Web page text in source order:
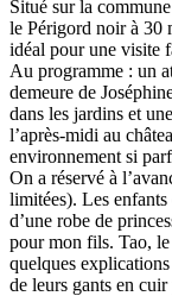
Situé sur la
le Périgord noir à 30
idéal pour une visite
Au programme : un
demeure de
dans les jardins et
l’après-midi au
environnement si
On a réservé à
limitées). Les enfants
d’une robe de
pour mon fils. Tao,
quelques
de leurs gants en